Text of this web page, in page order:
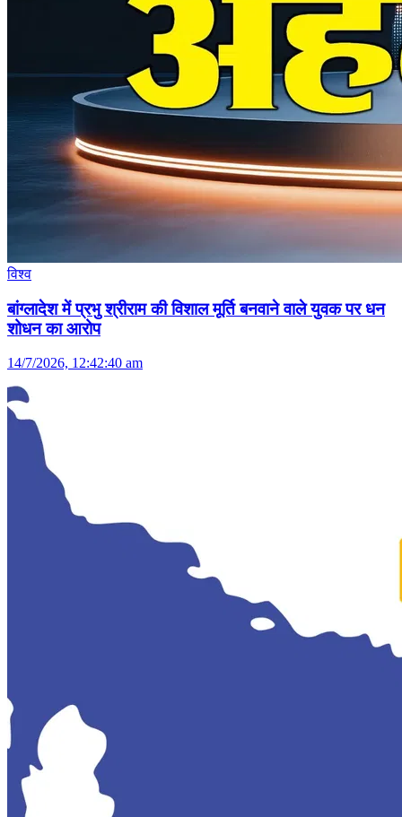
विश्व
बांग्लादेश में प्रभु श्रीराम की विशाल मूर्ति बनवाने वाले युवक पर धन
शोधन का आरोप
14/7/2026, 12:42:40 am